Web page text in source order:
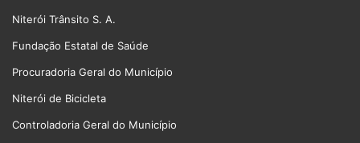
Niterói Trânsito S. A.
Fundação Estatal de Saúde
Procuradoria Geral do Município
Niterói de Bicicleta
Controladoria Geral do Município